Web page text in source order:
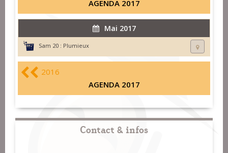
AGENDA 2017
Mai 2017
Sam 20 : Plumieux
2016
AGENDA 2017
Contact & infos